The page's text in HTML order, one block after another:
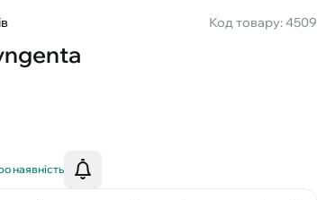
Код товару: 4509
наявність